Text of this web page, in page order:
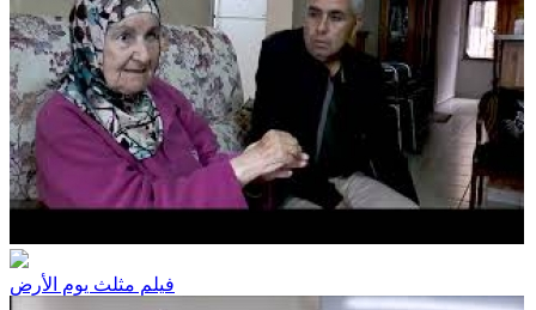
فيلم مثلث يوم الأرض